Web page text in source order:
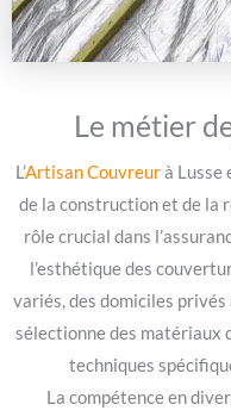
Le métier
L’Artisan Couvreurà Lusse
de la construction et de la
rôle crucial dans
l’esthétique des
variés, des domiciles
sélectionne des matériaux
techniques
La compétence en